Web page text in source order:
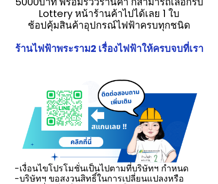
Lottery หน้าร้านค้าไปได้เลย 1 ใบ
ช้อปคุ้มสินค้าอุปกรณ์ไฟฟ้าครบทุกชนิด
ร้านไฟฟ้าพระราม2 เรื่องไฟฟ้าให้ครบจบที่เรา
-เงื่อนไขโปรโมชั่นเป็นไปตามที่บริษัทฯ กำหนด
-บริษัทฯ ขอสงวนสิทธิ์ในการเปลี่ยนแปลงหรือ